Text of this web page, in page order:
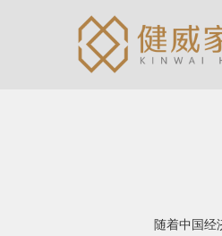
随着中国经